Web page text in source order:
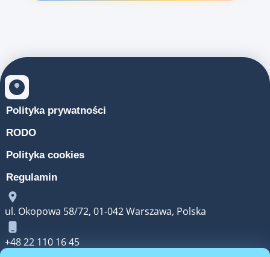
Polityka prywatności
RODO
Polityka cookies
Regulamin
ul. Okopowa 58/72, 01-042 Warszawa, Polska
+48 22 110 16 45